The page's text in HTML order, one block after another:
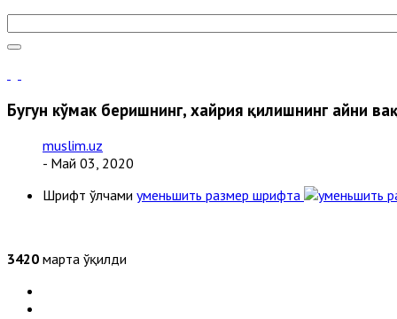
Бугун кўмак беришнинг, хайрия қилишнинг айни
muslim.uz
- Май 03, 2020
Шрифт ўлчами уменьшить размер шрифта
3420 марта ўқилди